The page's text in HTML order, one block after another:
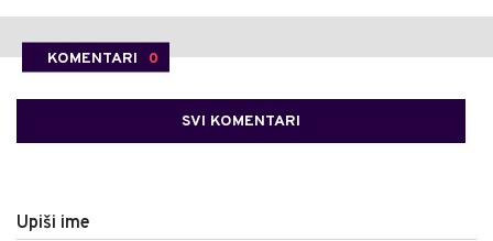
KOMENTARI 0
SVI KOMENTARI
Upiši ime